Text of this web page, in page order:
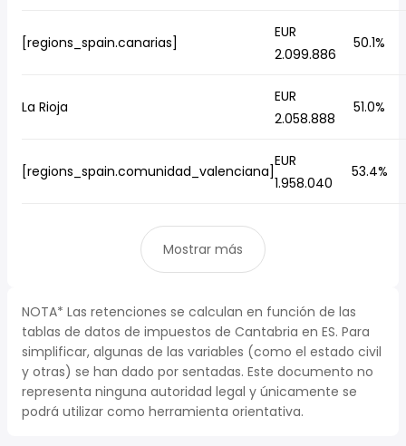
[regions_spain.canarias]
EUR
2.099.886
50.1%
La Rioja
EUR
2.058.888
51.0%
[regions_spain.comunidad_valenciana]
EUR
1.958.040
53.4%
Mostrar más
NOTA* Las retenciones se calculan en función de las
tablas de datos de impuestos de Cantabria en ES. Para
simplificar, algunas de las variables (como el estado civil
y otras) se han dado por sentadas. Este documento no
representa ninguna autoridad legal y únicamente se
podrá utilizar como herramienta orientativa.